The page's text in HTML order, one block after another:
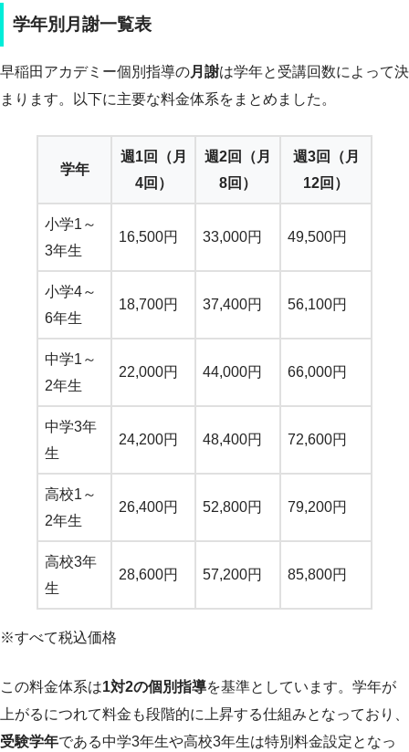
学年別月謝一覧表
早稲田アカデミー個別指導の月謝は学年と受講回数によって決
まります。以下に主要な料金体系をまとめました。
学年
週1回（月
4回）
週2回（月
8回）
週3回（月
12回）
小学1～
3年生
16,500円 33,000円 49,500円
小学4～
6年生
18,700円 37,400円 56,100円
中学1～
2年生
22,000円 44,000円 66,000円
中学3年
生
24,200円 48,400円 72,600円
高校1～
2年生
26,400円 52,800円 79,200円
高校3年
生
28,600円 57,200円 85,800円
※すべて税込価格
この料金体系は1対2の個別指導を基準としています。学年が
上がるにつれて料金も段階的に上昇する仕組みとなっており、
受験学年である中学3年生や高校3年生は特別料金設定となっ